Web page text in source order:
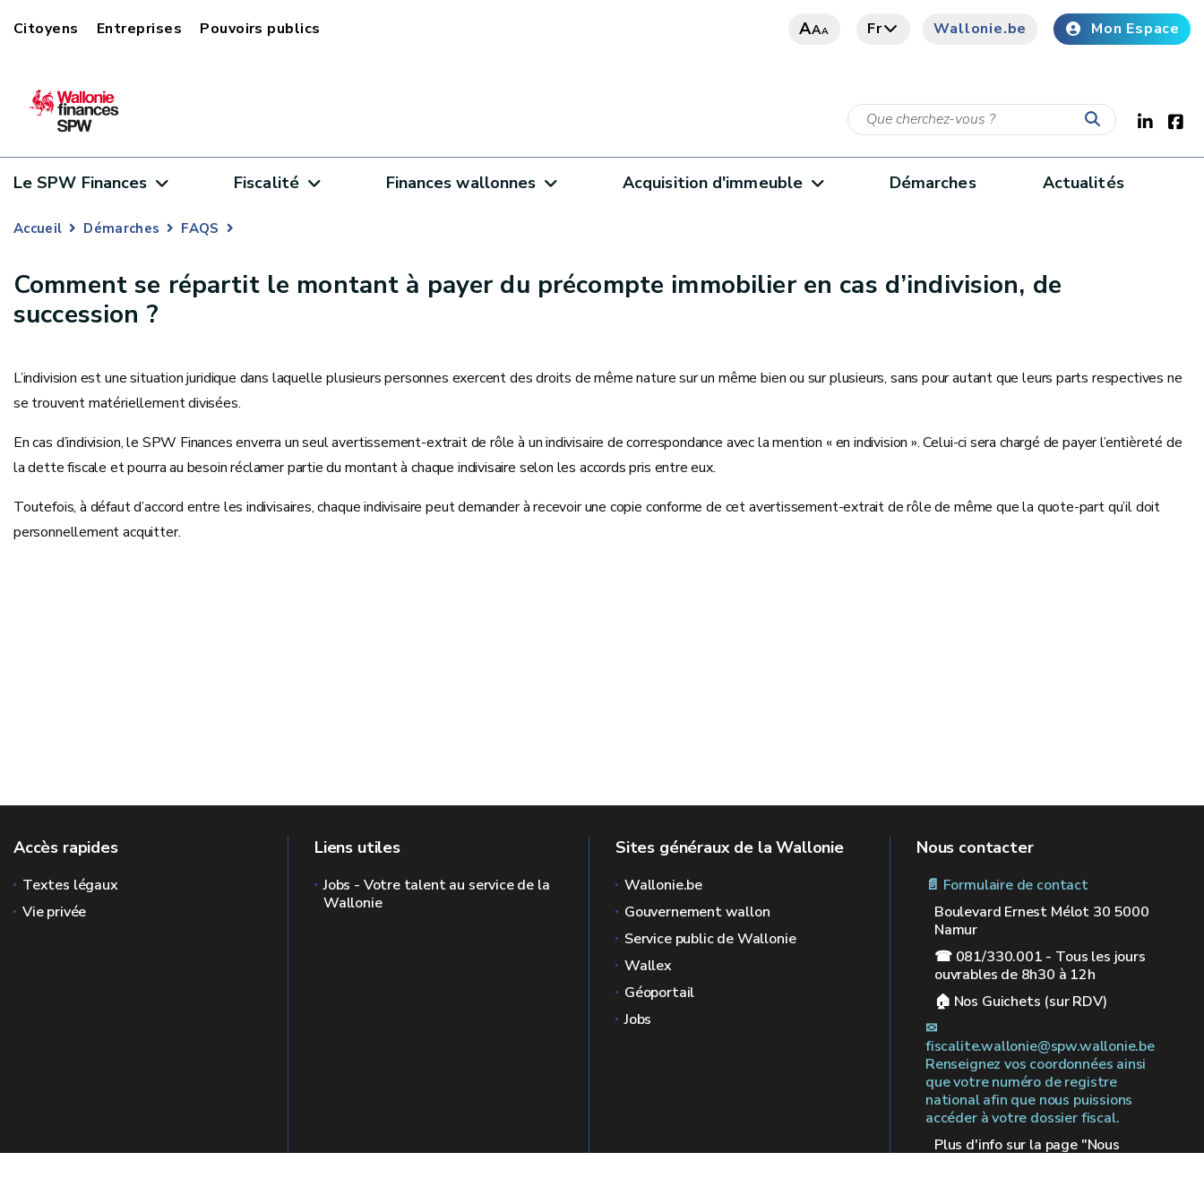
Citoyens Entreprises Pouvoirs publics AAA Fr Wallonie.be Mon Espace
Le SPW Finances Fiscalité Finances wallonnes Acquisition d'immeuble Démarches Actualités
Accueil Démarches FAQS
Comment se répartit le montant à payer du précompte immobilier en cas d’indivision, de
succession ?
L’indivision est une situation juridique dans laquelle plusieurs personnes exercent des droits de même nature sur un même bien ou sur plusieurs, sans pour autant que leurs parts respectives ne
se trouvent matériellement divisées.
En cas d’indivision, le SPW Finances enverra un seul avertissement-extrait de rôle à un indivisaire de correspondance avec la mention « en indivision ». Celui-ci sera chargé de payer l’entièreté de
la dette fiscale et pourra au besoin réclamer partie du montant à chaque indivisaire selon les accords pris entre eux.
Toutefois, à défaut d’accord entre les indivisaires, chaque indivisaire peut demander à recevoir une copie conforme de cet avertissement-extrait de rôle de même que la quote-part qu’il doit
personnellement acquitter.
Accès rapides
Textes légaux
Vie privée
Liens utiles
Jobs - Votre talent au service de la
Wallonie
Sites généraux de la Wallonie
Wallonie.be
Gouvernement wallon
Service public de Wallonie
Wallex
Géoportail
Jobs
Nous contacter
📄 Formulaire de contact
Boulevard Ernest Mélot 30 5000
Namur
☎ 081/330.001 - Tous les jours
ouvrables de 8h30 à 12h
🏠︎ Nos Guichets (sur RDV)
✉︎
fiscalite.wallonie@spw.wallonie.be
Renseignez vos coordonnées ainsi
que votre numéro de registre
national afin que nous puissions
accéder à votre dossier fiscal.
Plus d'info sur la page "Nous